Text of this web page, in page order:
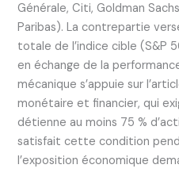
Générale, Citi, Goldman
Paribas). La contrepartie
totale de l’indice cible (S&P
en échange de la
mécanique s’appuie sur
monétaire et financier, qui
détienne au moins 75 %
satisfait cette condition
l’exposition économique